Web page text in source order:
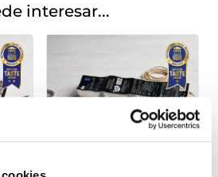
interesar...